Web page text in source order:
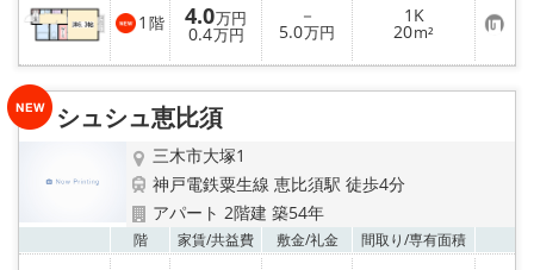
1 階 4.0万円
0.4万円
－
5.0万円
1K
20m² お
気
に
り
シュシュ恵比須
三木市大塚1
神戸電鉄粟生線 恵比須駅 徒歩4分
アパート 2階建 築54年
階 家賃/共益費 敷金/礼金 間取り/専有面積